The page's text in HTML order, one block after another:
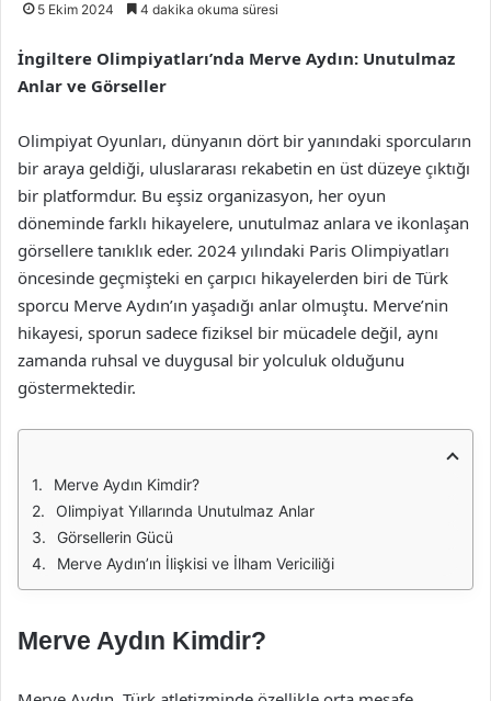
5 Ekim 2024 4 dakika okuma süresi
İngiltere Olimpiyatları’nda Merve Aydın: Unutulmaz
Anlar ve Görseller
Olimpiyat Oyunları, dünyanın dört bir yanındaki sporcuların
bir araya geldiği, uluslararası rekabetin en üst düzeye çıktığı
bir platformdur. Bu eşsiz organizasyon, her oyun
döneminde farklı hikayelere, unutulmaz anlara ve ikonlaşan
görsellere tanıklık eder. 2024 yılındaki Paris Olimpiyatları
öncesinde geçmişteki en çarpıcı hikayelerden biri de Türk
sporcu Merve Aydın’ın yaşadığı anlar olmuştu. Merve’nin
hikayesi, sporun sadece fiziksel bir mücadele değil, aynı
zamanda ruhsal ve duygusal bir yolculuk olduğunu
göstermektedir.
Merve Aydın Kimdir?
Olimpiyat Yıllarında Unutulmaz Anlar
Görsellerin Gücü
Merve Aydın’ın İlişkisi ve İlham Vericiliği
Merve Aydın Kimdir?